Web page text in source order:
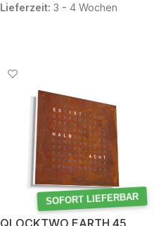
Lieferzeit: 3 - 4 Wochen
SOFORT LIEFERBAR
QLOCKTWO EARTH 45